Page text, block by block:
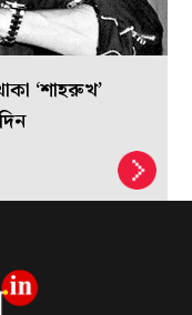
‘শাহরুখ’